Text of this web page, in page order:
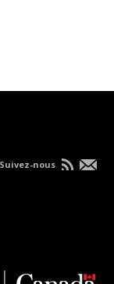
Suivez-nous